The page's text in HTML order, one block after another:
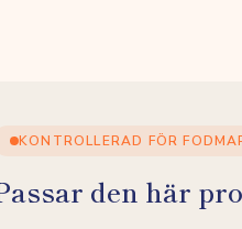
KONTROLLERAD FÖR
den här